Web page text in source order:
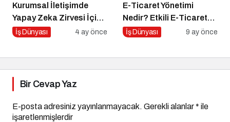
Kurumsal İletişimde
Yapay Zeka Zirvesi İçin
Geri Sayım!
İş Dünyası 4 ay önce
E-Ticaret Yönetimi
Nedir? Etkili E-Ticaret
Yönetimi İçin 10 Altın
İş Dünyası 9 ay önce
Bir Cevap Yaz
E-posta adresiniz yayınlanmayacak. Gerekli alanlar* ile
işaretlenmişlerdir